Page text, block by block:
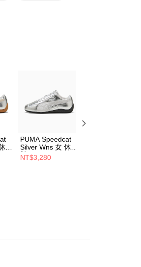
：
戶之使用額度並採取法律行
閒
PUMA Speedcat
Silver Wns 女 休閒
鞋 40688101
NT$3,280